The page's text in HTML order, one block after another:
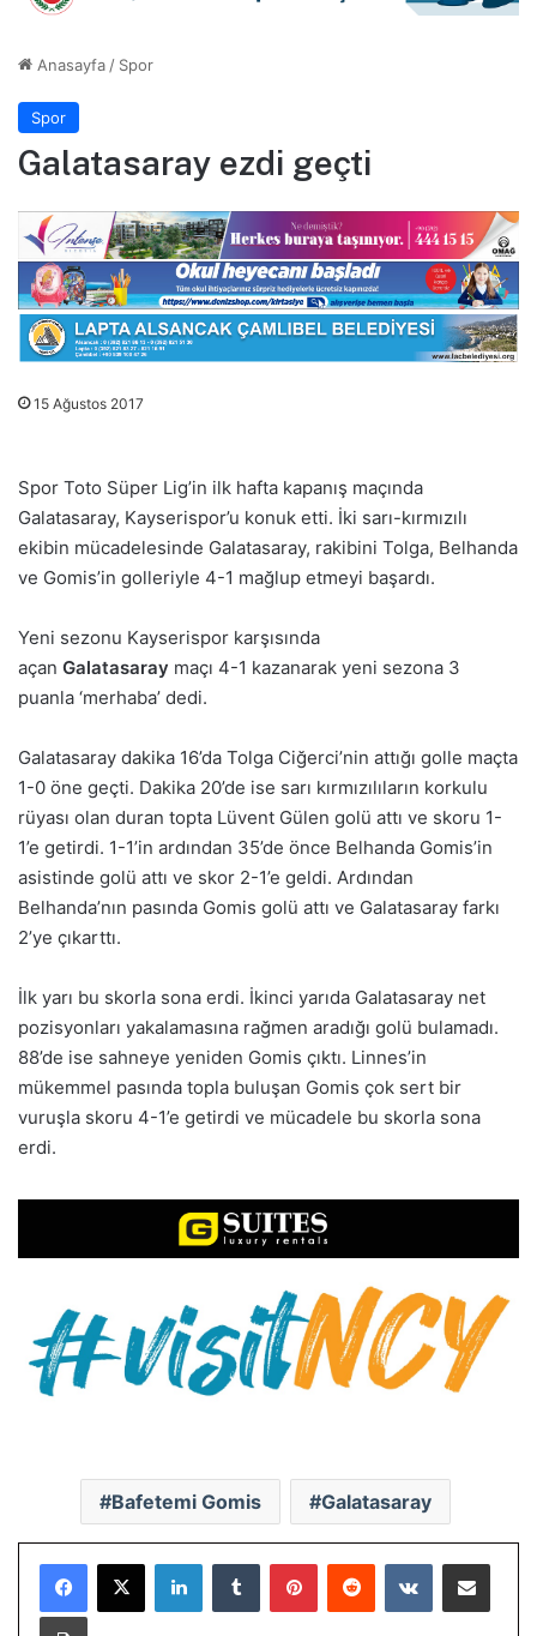
Anasayfa / Spor
Spor
Galatasaray ezdi geçti
15 Ağustos 2017
Spor Toto Süper Lig’in ilk hafta kapanış maçında
Galatasaray, Kayserispor’u konuk etti. İki sarı-kırmızılı
ekibin mücadelesinde Galatasaray, rakibini Tolga, Belhanda
ve Gomis’in golleriyle 4-1 mağlup etmeyi başardı.
Yeni sezonu Kayserispor karşısında
açan Galatasaray maçı 4-1 kazanarak yeni sezona 3
puanla ‘merhaba’ dedi.
Galatasaray dakika 16’da Tolga Ciğerci’nin attığı golle maçta
1-0 öne geçti. Dakika 20’de ise sarı kırmızılıların korkulu
rüyası olan duran topta Lüvent Gülen golü attı ve skoru 1-
1’e getirdi. 1-1’in ardından 35’de önce Belhanda Gomis’in
asistinde golü attı ve skor 2-1’e geldi. Ardından
Belhanda’nın pasında Gomis golü attı ve Galatasaray farkı
2’ye çıkarttı.
İlk yarı bu skorla sona erdi. İkinci yarıda Galatasaray net
pozisyonları yakalamasına rağmen aradığı golü bulamadı.
88’de ise sahneye yeniden Gomis çıktı. Linnes’in
mükemmel pasında topla buluşan Gomis çok sert bir
vuruşla skoru 4-1’e getirdi ve mücadele bu skorla sona
erdi.
Bafetemi Gomis Galatasaray
LinkedInTumblr PinterestReddit VKontakteE-Posta ile paylaş
Yazdır